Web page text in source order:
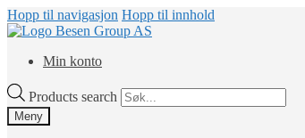
Hopp til navigasjon Hopp til innhold
Min konto
Products search
Meny